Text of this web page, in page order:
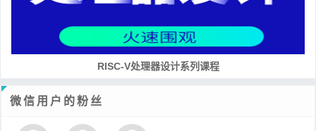
RISC-V处理器设计系列课程
微信用户的粉丝